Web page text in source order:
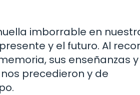
imborrable en
y el futuro. Al
sus enseñanzas y
precedieron y de